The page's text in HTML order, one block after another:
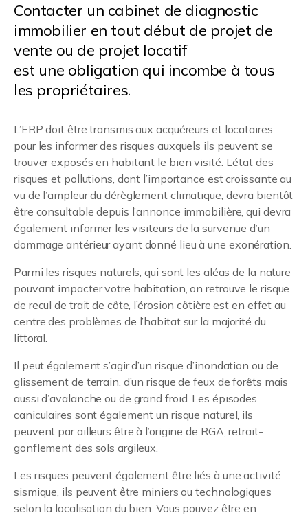
Contacter un cabinet de diagnostic
immobilier en tout début de projet de
vente ou de projet locatif
est une obligation qui incombe à tous
les propriétaires.
L’ERP doit être transmis aux acquéreurs et locataires
pour les informer des risques auxquels ils peuvent se
trouver exposés en habitant le bien visité. L’état des
risques et pollutions, dont l’importance est croissante au
vu de l’ampleur du dérèglement climatique, devra bientôt
être consultable depuis l’annonce immobilière, qui devra
également informer les visiteurs de la survenue d’un
dommage antérieur ayant donné lieu à une exonération.
Parmi les risques naturels, qui sont les aléas de la nature
pouvant impacter votre habitation, on retrouve le risque
de recul de trait de côte, l’érosion côtière est en effet au
centre des problèmes de l’habitat sur la majorité du
littoral.
Il peut également s’agir d’un risque d’inondation ou de
glissement de terrain, d’un risque de feux de forêts mais
aussi d’avalanche ou de grand froid. Les épisodes
caniculaires sont également un risque naturel, ils
peuvent par ailleurs être à l’origine de RGA, retrait-
gonflement des sols argileux.
Les risques peuvent également être liés à une activité
sismique, ils peuvent être miniers ou technologiques
selon la localisation du bien. Vous pouvez être en